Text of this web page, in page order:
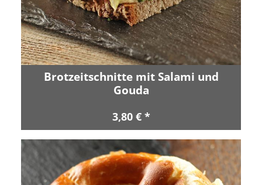
Brotzeitschnitte mit Salami und
Gouda
3,80 € *